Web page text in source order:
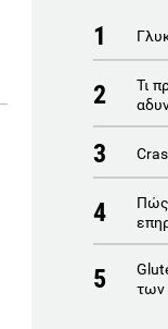
1
2
Τι
3
4
Πώς
5
των